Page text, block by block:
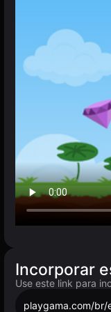
Incorporar
Use este link para
playgama.com/